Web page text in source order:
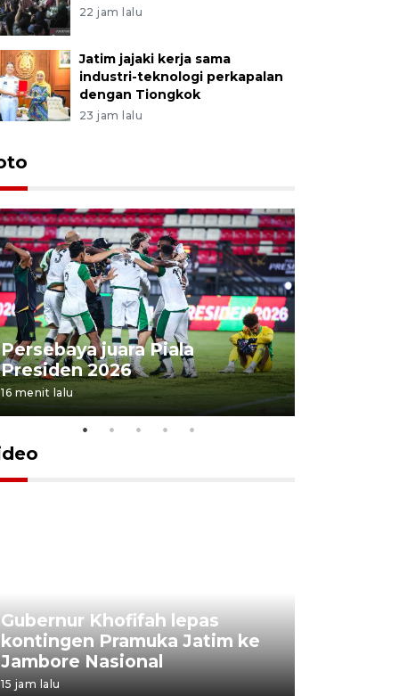
22 jam lalu
Jatim jajaki kerja sama
industri-teknologi perkapalan
dengan Tiongkok
23 jam lalu
Persebaya juara Piala
Presiden 2026
16 menit lalu
Gubernur Khofifah lepas
kontingen Pramuka Jatim ke
Jambore Nasional
15 jam lalu